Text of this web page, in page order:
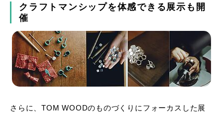
クラフトマンシップを体感できる展示も開
催
さらに、TOM WOODのものづくりにフォーカスした展